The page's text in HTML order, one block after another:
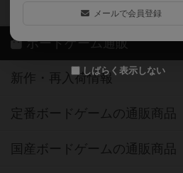
メールで会員登録
しばらく表示しない
ボドゲーマご利用案内
ボードゲーム通販
新作・再入荷情報
定番ボードゲームの通販商品
国産ボードゲームの通販商品